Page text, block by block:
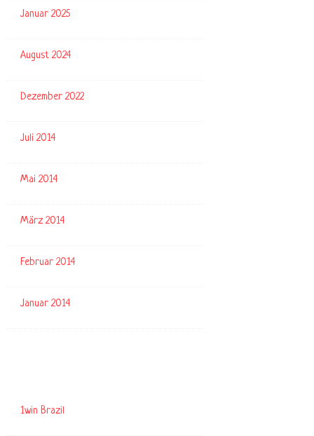
Januar 2025
August 2024
Dezember 2022
Juli 2014
Mai 2014
März 2014
Februar 2014
Januar 2014
1win Brazil